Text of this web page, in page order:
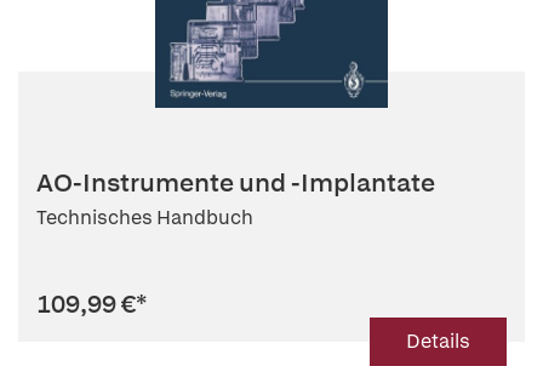
AO-Instrumente und -Implantate
Technisches Handbuch
109,99 €*
Details